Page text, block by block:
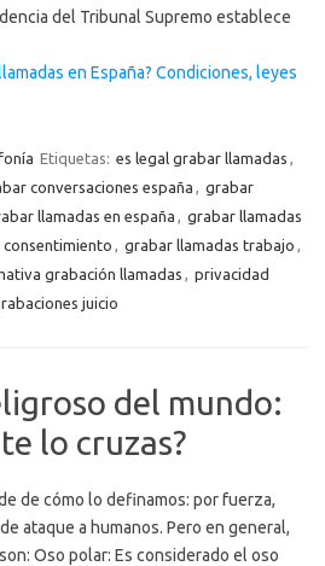
del Tribunal Supremo establece
en España? Condiciones, leyes
Etiquetas: es legal grabar llamadas ,
conversaciones españa , grabar
llamadas en españa , grabar llamadas
, grabar llamadas trabajo ,
grabación llamadas , privacidad
juicio
del mundo:
lo cruzas?
de cómo lo definamos: por fuerza,
ataque a humanos. Pero en general,
Oso polar: Es considerado el oso